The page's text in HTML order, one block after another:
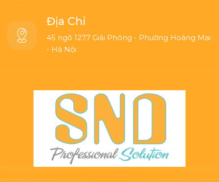
Địa Chỉ
45 ngõ 1277 Giải Phóng - Phường Hoàng Mai
- Hà Nội